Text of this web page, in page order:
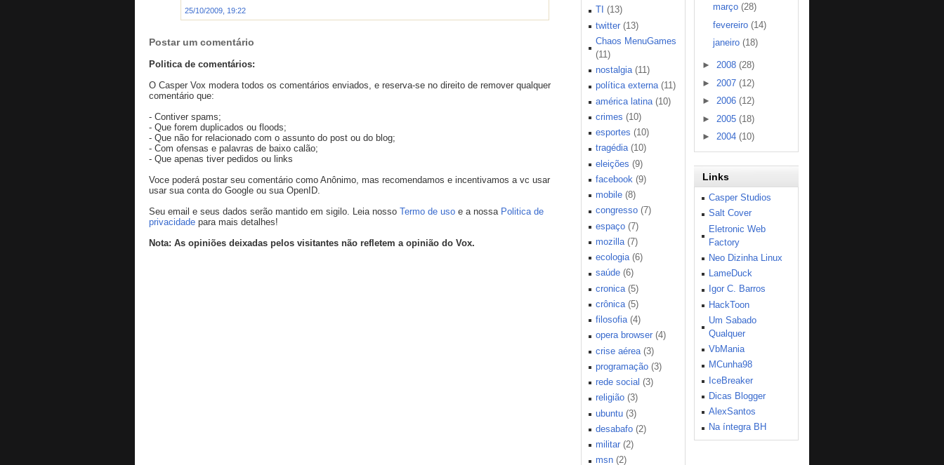
25/10/2009, 19:22
Postar um comentário
Politica de comentários:
O Casper Vox modera todos os comentários enviados, e reserva-se no direito de remover qualquer
comentário que:
- Contiver spams;
- Que forem duplicados ou floods;
- Que não for relacionado com o assunto do post ou do blog;
- Com ofensas e palavras de baixo calão;
- Que apenas tiver pedidos ou links
Voce poderá postar seu comentário como Anônimo, mas recomendamos e incentivamos a vc usar
usar sua conta do Google ou sua OpenID.
Seu email e seus dados serão mantido em sigilo. Leia nosso Termo de uso e a nossa Politica de
privacidade para mais detalhes!
Nota: As opiniões deixadas pelos visitantes não refletem a opinião do Vox.
TI (13)
twitter (13)
Chaos MenuGames
(11)
nostalgia (11)
política externa (11)
américa latina (10)
crimes (10)
esportes (10)
tragédia (10)
eleições (9)
facebook (9)
mobile (8)
congresso (7)
espaço (7)
mozilla (7)
ecologia (6)
saúde (6)
cronica (5)
crônica (5)
filosofia (4)
opera browser (4)
crise aérea (3)
programação (3)
rede social (3)
religião (3)
ubuntu (3)
desabafo (2)
militar (2)
msn (2)
março (28)
fevereiro (14)
janeiro (18)
►2008(28)
► 2007(12)
►2006(12)
► 2005(18)
►2004(10)
Links
Casper Studios
Salt Cover
Eletronic Web
Factory
Neo Dizinha Linux
LameDuck
Igor C. Barros
HackToon
Um Sabado
Qualquer
VbMania
MCunha98
IceBreaker
Dicas Blogger
AlexSantos
Na íntegra BH